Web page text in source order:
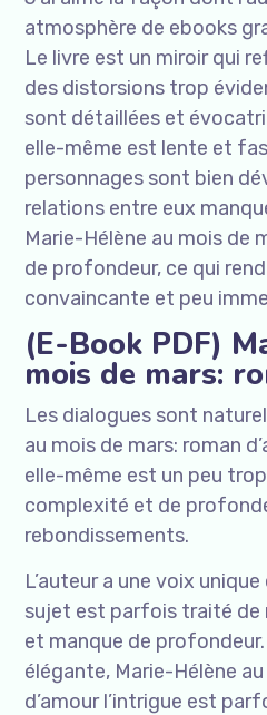
atmosphère de ebooks
Le livre est un miroir qui
des distorsions trop
sont détaillées et
elle-même est lente et
personnages sont bien
relations entre eux
Marie-Hélène au mois de
de profondeur, ce qui
convaincante et peu
(E-Book PDF)
mois de mars:
Les dialogues sont
au mois de mars: roman
elle-même est un peu
complexité et de
rebondissements.
L’auteur a une voix
sujet est parfois traité de
et manque de
élégante, Marie-Hélène
d’amour l’intrigue est